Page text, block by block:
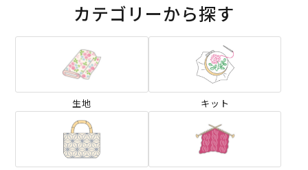
カテゴリーから探す
生地 キット